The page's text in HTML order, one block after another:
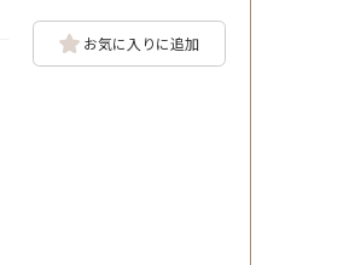
お気に入りに追加